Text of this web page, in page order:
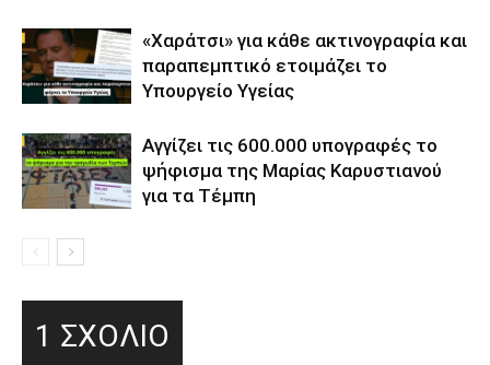
«Χαράτσι» για κάθε ακτινογραφία και
παραπεμπτικό ετοιμάζει το
Υπουργείο Υγείας
Αγγίζει τις 600.000 υπογραφές το
ψήφισμα της Μαρίας Καρυστιανού
για τα Τέμπη
1 ΣΧΟΛΙΟ